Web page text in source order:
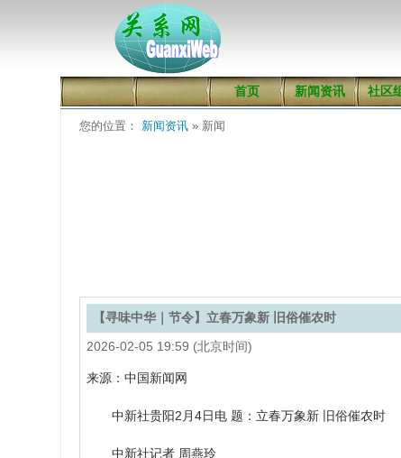
首页 新闻资讯 社区
您的位置： 新闻资讯 » 新闻
【寻味中华｜节令】立春万象新 旧俗催农时
2026-02-05 19:59 (北京时间)
来源：中国新闻网
中新社贵阳2月4日电 题：立春万象新 旧俗催农时
中新社记者 周燕玲